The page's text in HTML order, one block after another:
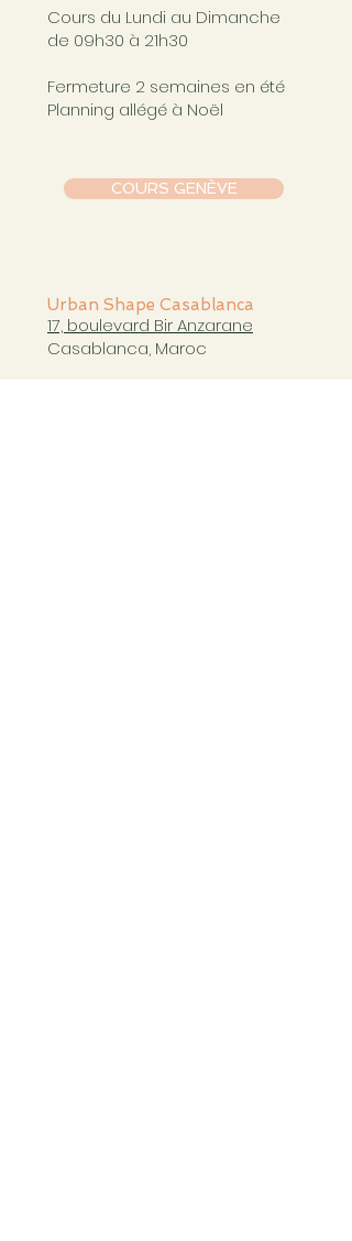
COURS GENÈVE
Cours du Lundi au Dimanche
de 09h30 à 21h30
Fermeture 2 semaines en été
Planning allégé à Noël
Urban Shape Casablanca
17, boulevard Bir Anzarane
Casablanca, Maroc